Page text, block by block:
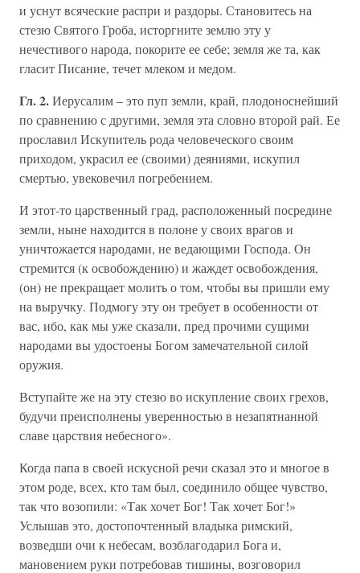
и уснут всяческие распри и раздоры. Становитесь на
стезю Святого Гроба, исторгните землю эту у
нечестивого народа, покорите ее себе; земля же та, как
гласит Писание, течет млеком и медом.
Гл. 2.Иерусалим – это пуп земли, край, плодоноснейший
по сравнению с другими, земля эта словно второй рай. Ее
прославил Искупитель рода человеческого своим
приходом, украсил ее (своими) деяниями, искупил
смертью, увековечил погребением.
И этот-то царственный град, расположенный посредине
земли, ныне находится в полоне у своих врагов и
уничтожается народами, не ведающими Господа. Он
стремится (к освобождению) и жаждет освобождения,
(он) не прекращает молить о том, чтобы вы пришли ему
на выручку. Подмогу эту он требует в особенности от
вас, ибо, как мы уже сказали, пред прочими сущими
народами вы удостоены Богом замечательной силой
оружия.
Вступайте же на эту стезю во искупление своих грехов,
будучи преисполнены уверенностью в незапятнанной
славе царствия небесного».
Когда папа в своей искусной речи сказал это и многое в
этом роде, всех, кто там был, соединило общее чувство,
так что возопили: «Так хочет Бог! Так хочет Бог!»
Услышав это, достопочтенный владыка римский,
возведши очи к небесам, возблагодарил Бога и,
мановением руки потребовав тишины, возговорил